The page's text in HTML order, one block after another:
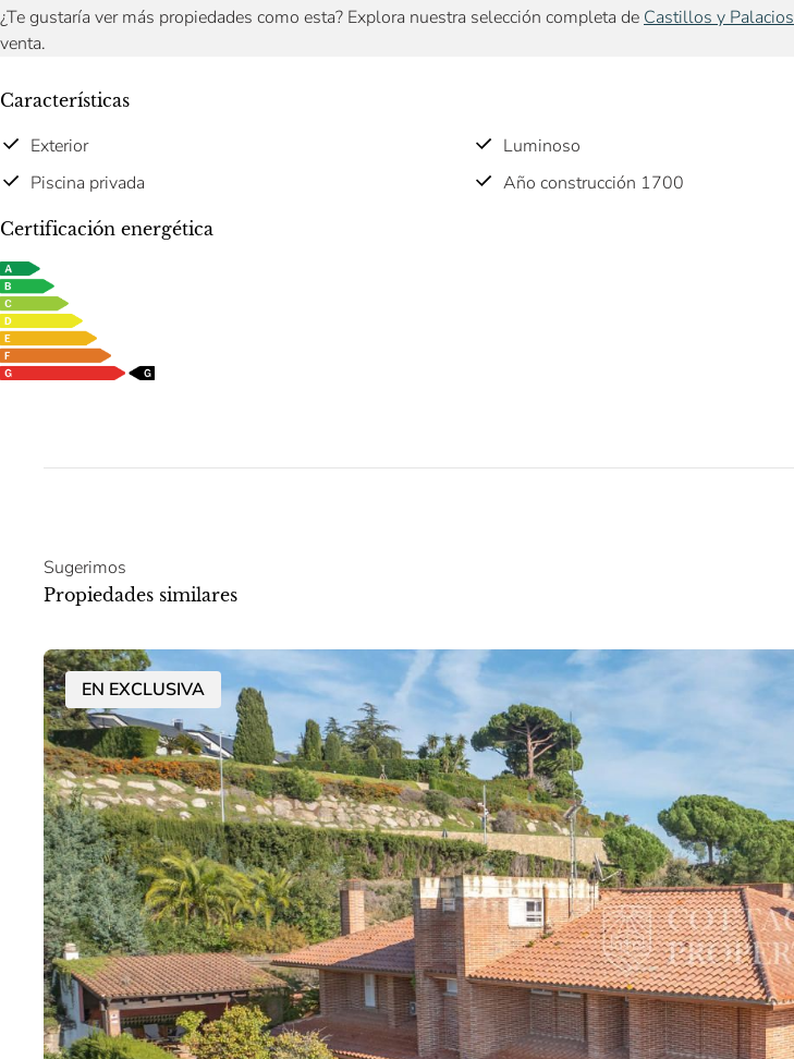
¿Te gustaría ver más propiedades como esta? Explora nuestra selección completa de Castillos y Palacios
venta.
Características
Exterior
Luminoso
Piscina privada
Año construcción 1700
Certificación energética
Sugerimos
Propiedades similares
EN EXCLUSIVA